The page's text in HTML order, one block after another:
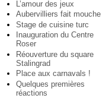
L’amour des jeux
Aubervilliers fait mouche
Stage de cuisine turc
Inauguration du Centre
Roser
Réouverture du square
Stalingrad
Place aux carnavals !
Quelques premières
réactions